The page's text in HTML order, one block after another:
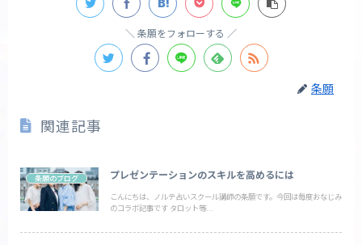
条願をフォローする
条願
関連記事
条願のブログ プレゼンテーションのスキルを高めるには
こんにちは、ノルテ占いスクール講師の条願です。今回は毎度おなじみ
のコラボ記事です タロット等...